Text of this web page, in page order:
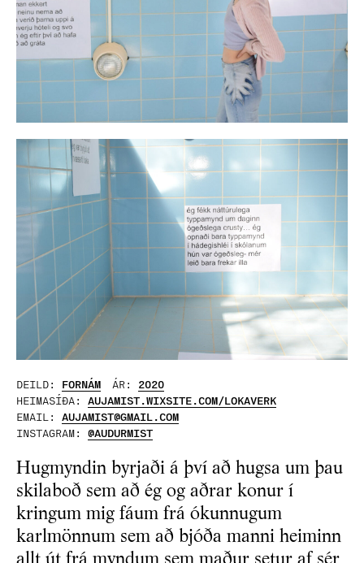
DEILD: FORNÁM ÁR: 2020
HEIMASÍÐA: AUJAMIST.WIXSITE.COM/LOKAVERK
EMAIL: AUJAMIST@GMAIL.COM
INSTAGRAM: @AUDURMIST
Hugmyndin byrjaði á því að hugsa um þau
skilaboð sem að ég og aðrar konur í
kringum mig fáum frá ókunnugum
karlmönnum sem að bjóða manni heiminn
allt út frá myndum sem maður setur af sér